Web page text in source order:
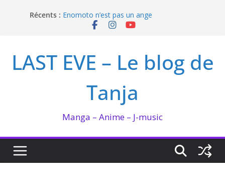
Récents : Enomoto n’est pas un ange
QUEEN BEE enflamme le Bataclan
I’m not in love de Zeniko Sumiya
LAST EVE – Le blog de
Tanja
Manga – Anime – J-music